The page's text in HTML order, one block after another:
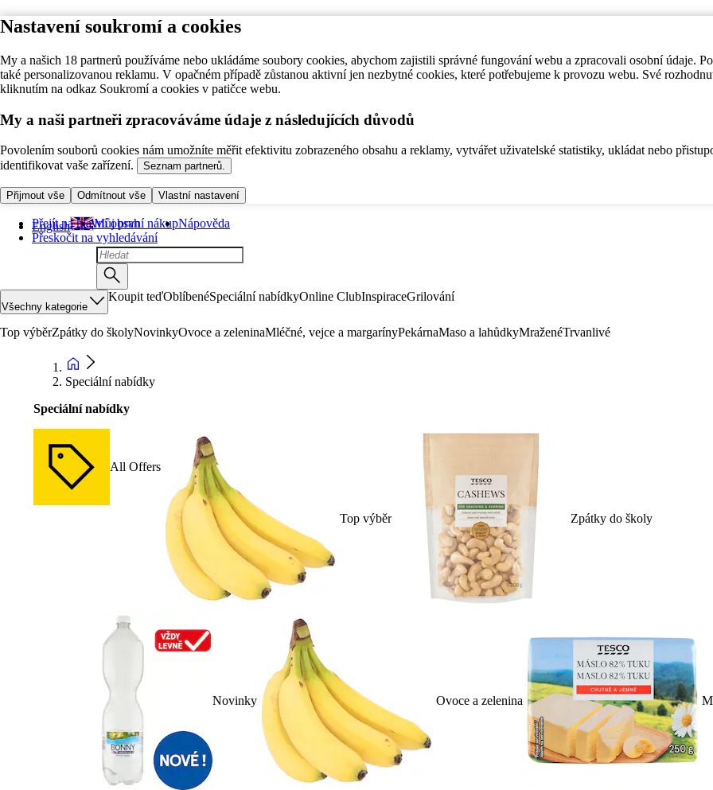
Nastavení soukromí a cookies
My a našich 18 partnerů používáme nebo ukládáme soubory cookies, abychom zajistili správné fungování webu a zpracovali osobní údaje.
také personalizovanou reklamu. V opačném případě zůstanou aktivní jen nezbytné cookies, které potřebujeme k provozu webu. Své
kliknutím na odkaz Soukromí a cookies v patičce webu.
My a naši partneři zpracováváme údaje z následujících důvodů
Povolením souborů cookies nám umožníte měřit efektivitu zobrazeného obsahu a reklamy, vytvářet uživatelské statistiky, ukládat nebo
identifikovat vaše zařízení.
Seznam partnerů.
Přijmout vše Odmítnout vše Vlastní nastavení
Přejít na hlavní obsah
Přeskočit na vyhledávání
English Můj první nákupNápověda
Všechny kategorie
Koupit teďOblíbenéSpeciální nabídkyOnline ClubInspiraceGrilování
Top výběrZpátky do školyNovinkyOvoce a zeleninaMléčné, vejce a margarínyPekárnaMaso a lahůdkyMraženéTrvanlivé
Speciální nabídky
Speciální nabídky
All Offers
Top výběr Zpátky do školy
Novinky Ovoce a zelenina